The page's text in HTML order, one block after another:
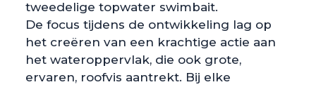
tweedelige topwater swimbait.
De focus tijdens de ontwikkeling lag op
het creëren van een krachtige actie aan
het wateroppervlak, die ook grote,
ervaren, roofvis aantrekt. Bij elke